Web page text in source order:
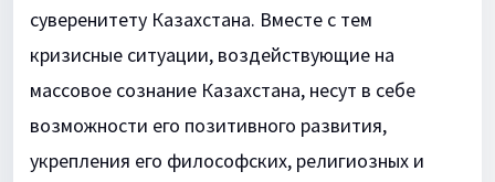
суверенитету Казахстана. Вместе с тем
кризисные ситуации, воздействующие на
массовое сознание Казахстана, несут в себе
возможности его позитивного развития,
укрепления его философских, религиозных и